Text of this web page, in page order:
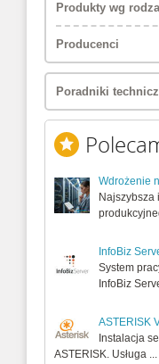
Produkty wg
Producenci
Poradniki
Wdrożenie
InfoBiz
System
InfoBiz
ASTERISK
Instalacja
ASTERISK. Usługa ...